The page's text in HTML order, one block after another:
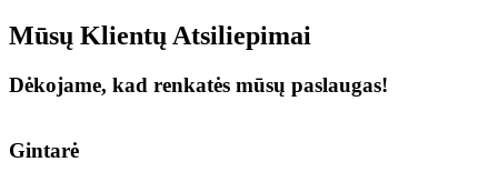
Mūsų Klientų Atsiliepimai
Dėkojame, kad renkatės mūsų paslaugas!
Gintarė